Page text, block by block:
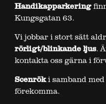
Handikapparkering
Kungsgatan 63.
Vi jobbar i stort sätt
rörligt/blinkande ljus.
kontakta oss gärna i
Scenröki samband
förekomma.